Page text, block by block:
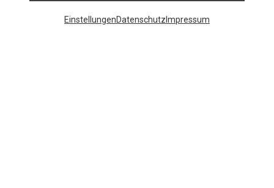
EinstellungenDatenschutz Impressum